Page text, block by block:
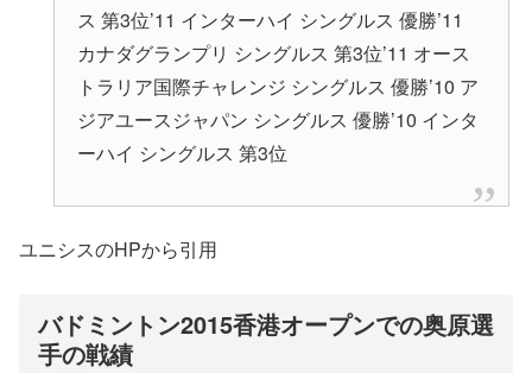
ス 第3位’11 インターハイ シングルス 優勝’11
カナダグランプリ シングルス 第3位’11 オース
トラリア国際チャレンジ シングルス 優勝’10 ア
ジアユースジャパン シングルス 優勝’10 インタ
ーハイ シングルス 第3位
ユニシスのHPから引用
バドミントン2015香港オープンでの奥原選
手の戦績